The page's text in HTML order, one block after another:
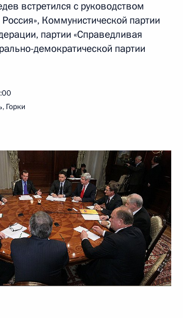
встретился с руководством
Коммунистической партии
партии «Справедливая
демократической партии
Горки